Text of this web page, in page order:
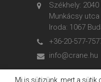
Székhely:
Munkácsy utca
Iroda: 1067
+36-20-577-
info@crane.hu
Mi is sütizünk, mert a sütik